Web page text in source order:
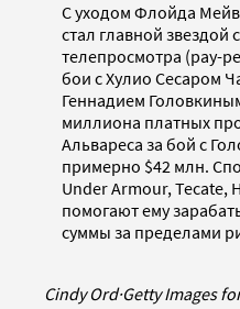
С уходом Флойда
стал главной звездой
телепросмотра (pay-
бои с Хулио Сесаром
Геннадием
миллиона платных
Альвареса за бой с
примерно $42 млн.
Under Armour, Tecate,
помогают ему
суммы за пределами
Cindy Ord·Getty Images